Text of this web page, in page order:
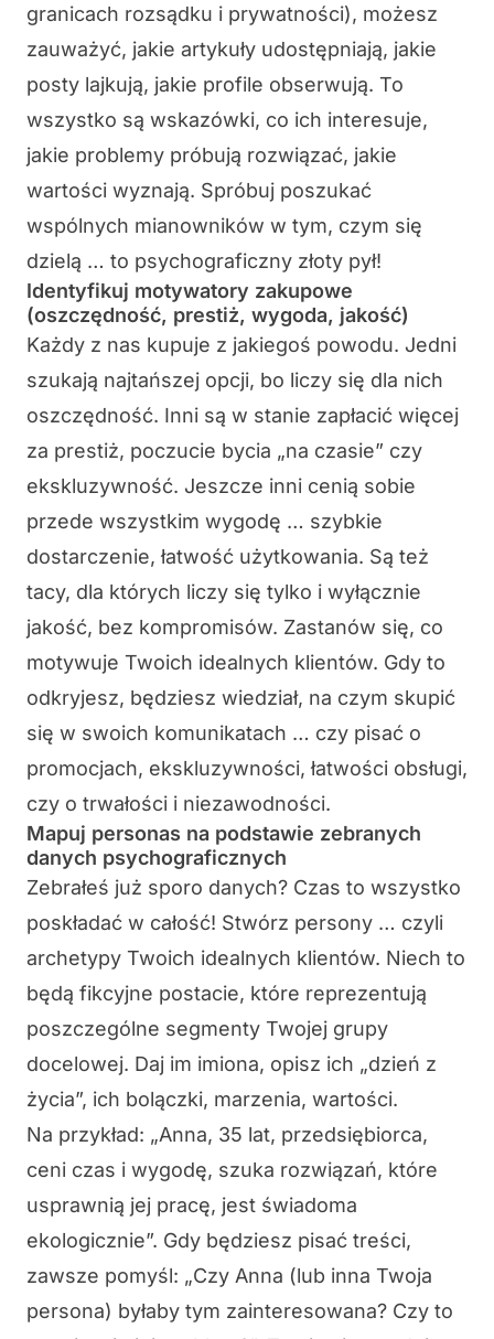
granicach rozsądku i prywatności), możesz
zauważyć, jakie artykuły udostępniają, jakie
posty lajkują, jakie profile obserwują. To
wszystko są wskazówki, co ich interesuje,
jakie problemy próbują rozwiązać, jakie
wartości wyznają. Spróbuj poszukać
wspólnych mianowników w tym, czym się
dzielą … to psychograficzny złoty pył!
Identyfikuj motywatory zakupowe
(oszczędność, prestiż, wygoda, jakość)
Każdy z nas kupuje z jakiegoś powodu. Jedni
szukają najtańszej opcji, bo liczy się dla nich
oszczędność. Inni są w stanie zapłacić więcej
za prestiż, poczucie bycia „na czasie” czy
ekskluzywność. Jeszcze inni cenią sobie
przede wszystkim wygodę … szybkie
dostarczenie, łatwość użytkowania. Są też
tacy, dla których liczy się tylko i wyłącznie
jakość, bez kompromisów. Zastanów się, co
motywuje Twoich idealnych klientów. Gdy to
odkryjesz, będziesz wiedział, na czym skupić
się w swoich komunikatach … czy pisać o
promocjach, ekskluzywności, łatwości obsługi,
czy o trwałości i niezawodności.
Mapuj personas na podstawie zebranych
danych psychograficznych
Zebrałeś już sporo danych? Czas to wszystko
poskładać w całość! Stwórz persony … czyli
archetypy Twoich idealnych klientów. Niech to
będą fikcyjne postacie, które reprezentują
poszczególne segmenty Twojej grupy
docelowej. Daj im imiona, opisz ich „dzień z
życia”, ich bolączki, marzenia, wartości.
Na przykład: „Anna, 35 lat, przedsiębiorca,
ceni czas i wygodę, szuka rozwiązań, które
usprawnią jej pracę, jest świadoma
ekologicznie”. Gdy będziesz pisać treści,
zawsze pomyśl: „Czy Anna (lub inna Twoja
persona) byłaby tym zainteresowana? Czy to